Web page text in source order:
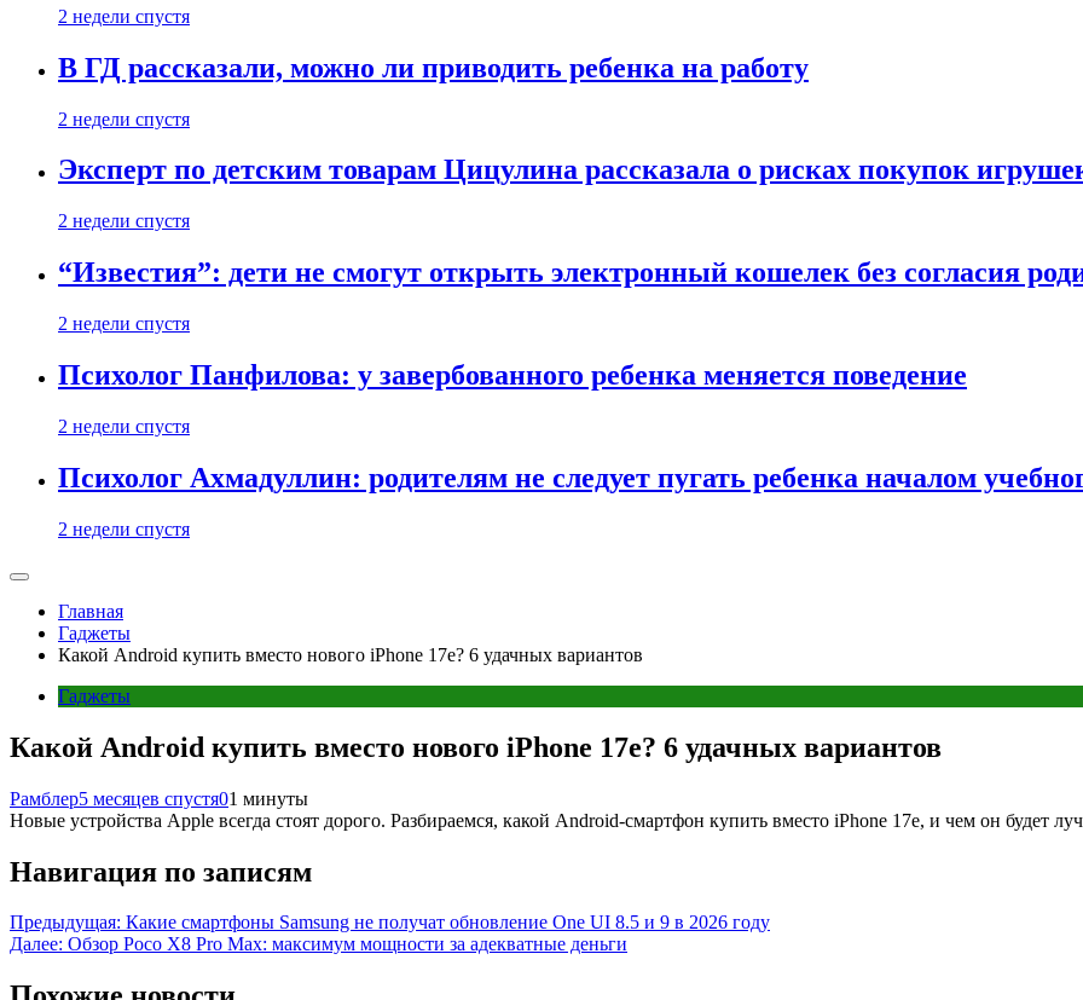
2 недели спустя
В ГД рассказали, можно ли приводить ребенка на работу
2 недели спустя
Эксперт по детским товарам Цицулина рассказала о рисках покупок
2 недели спустя
“Известия”: дети не смогут открыть электронный кошелек без согласия
2 недели спустя
Психолог Панфилова: у завербованного ребенка меняется поведение
2 недели спустя
Психолог Ахмадуллин: родителям не следует пугать ребенка началом
2 недели спустя
Главная
Гаджеты
Какой Android купить вместо нового iPhone 17e? 6 удачных вариантов
Гаджеты
Какой Android купить вместо нового iPhone 17e? 6 удачных вариантов
Рамблер5 месяцев спустя01 минуты
Новые устройства Apple всегда стоят дорого. Разбираемся, какой Android-смартфон купить вместо iPhone 17e, и чем он будет
Навигация по записям
Предыдущая: Какие смартфоны Samsung не получат обновление One UI 8.5 и 9 в 2026 году
Далее: Обзор Poco X8 Pro Max: максимум мощности за адекватные деньги